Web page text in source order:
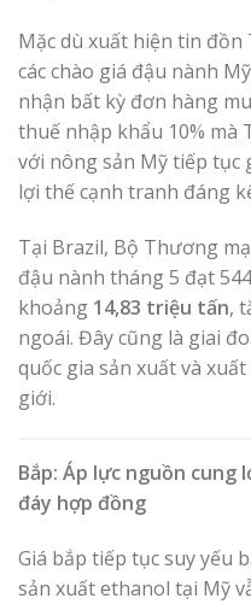
Mặc dù xuất hiện tin
các chào giá đậu nành
nhận bất kỳ đơn hàng
thuế nhập khẩu 10% mà
với nông sản Mỹ tiếp tục
lợi thế cạnh tranh đáng
Tại Brazil, Bộ Thương
đậu nành tháng 5 đạt
khoảng 14,83 triệu tấn,
ngoái. Đây cũng là giai
quốc gia sản xuất và
giới.
Bắp: Áp lực nguồn
đáy hợp đồng
Giá bắp tiếp tục suy yếu
sản xuất ethanol tại Mỹ